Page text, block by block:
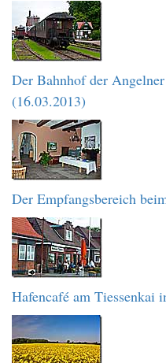
Der Bahnhof der
(16.03.2013)
Der Empfangsbereich
Hafencafé am Tiessenkai